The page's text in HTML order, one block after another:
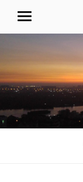
content
MENU